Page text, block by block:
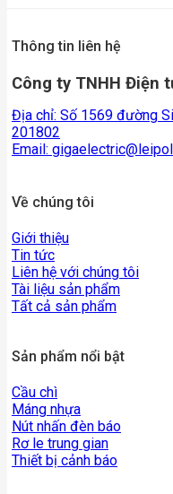
Thông tin liên hệ
Công ty TNHH Điện
Địa chỉ: Số 1569 đường
201802
Email:
Về chúng tôi
Giới thiệu
Tin tức
Liên hệ với chúng tôi
Tài liệu sản phẩm
Tất cả sản phẩm
Sản phẩm nổi bật
Cầu chì
Máng nhựa
Nút nhấn đèn báo
Rơ le trung gian
Thiết bị cảnh báo